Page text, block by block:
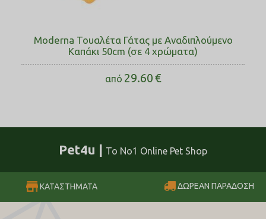
Moderna Τουαλέτα Γάτας με Αναδιπλούμενο
Καπάκι 50cm (σε 4 χρώματα)
από 29.60€
Pet4u | Το No1 Online Pet Shop
ΚΑΤΑΣΤΗΜΑΤΑ ΔΩΡΕΑΝ ΠΑΡΑΔΟΣΗ